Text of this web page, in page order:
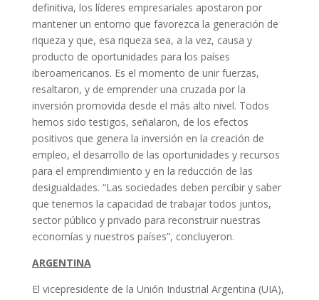
definitiva, los líderes empresariales apostaron por
mantener un entorno que favorezca la generación de
riqueza y que, esa riqueza sea, a la vez, causa y
producto de oportunidades para los países
iberoamericanos. Es el momento de unir fuerzas,
resaltaron, y de emprender una cruzada por la
inversión promovida desde el más alto nivel. Todos
hemos sido testigos, señalaron, de los efectos
positivos que genera la inversión en la creación de
empleo, el desarrollo de las oportunidades y recursos
para el emprendimiento y en la reducción de las
desigualdades. “Las sociedades deben percibir y saber
que tenemos la capacidad de trabajar todos juntos,
sector público y privado para reconstruir nuestras
economías y nuestros países”, concluyeron.
ARGENTINA
El vicepresidente de la Unión Industrial Argentina (UIA),